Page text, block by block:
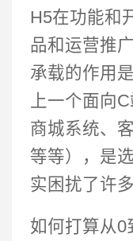
H5在功能和
品和运营推
承载的作用
上一个面向
商城系统、
等等），是
实困扰了许
如何打算从0